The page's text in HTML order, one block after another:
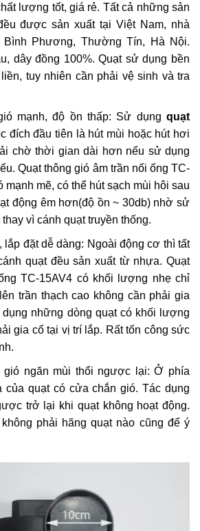
lượng tốt, giá rẻ. Tất cả những sản
được sản xuất tại Việt Nam, nhà
Phương, Thường Tín, Hà Nội.
dây đồng 100%. Quạt sử dụng bền
tuy nhiên cần phải vệ sinh và tra
mạnh, độ ồn thấp: Sử dụng quạt
đích đầu tiên là hút mùi hoặc hút hơi
chờ thời gian dài hơn nếu sử dụng
Quạt thông gió âm trần nối ống TC-
mạnh mẽ, có thể hút sạch mùi hôi sau
động êm hơn(độ ồn ~ 30db) nhờ sử
vì cánh quạt truyền thống.
lắp đặt dễ dàng: Ngoài động cơ thì tất
quạt đều sản xuất từ nhựa. Quạt
TC-15AV4 có khối lượng nhẹ chỉ
trần thạch cao không cần phải gia
những dòng quạt có khối lượng
gia cố tại vị trí lắp. Rất tốn công sức
ngăn mùi thổi ngược lại: Ở phía
của quạt có cửa chắn gió. Tác dụng
trở lại khi quạt không hoạt động.
phải hãng quạt nào cũng để ý